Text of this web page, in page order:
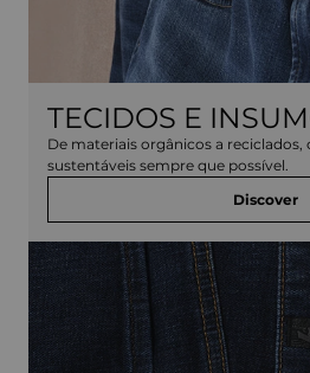
TECIDOS E
De materiais orgânicos a
sustentáveis sempre que possível.
Discover